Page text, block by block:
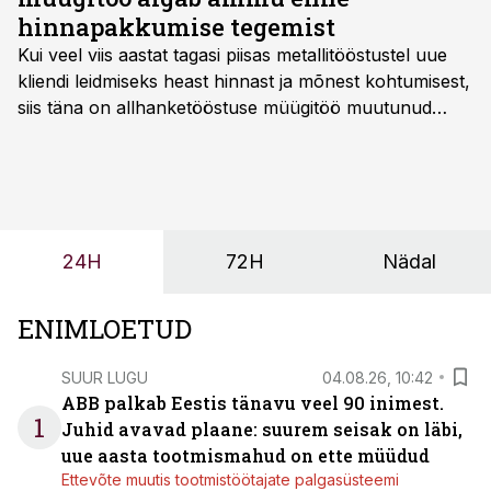
hinnapakkumise tegemist
Kui veel viis aastat tagasi piisas metallitööstustel uue
kliendi leidmiseks heast hinnast ja mõnest kohtumisest,
siis täna on allhanketööstuse müügitöö muutunud
24H 72H Nädal
ENIMLOETUD
1
SUUR LUGU 04.08.26, 10:42
ABB palkab Eestis tänavu veel 90 inimest.
Juhid avavad plaane: suurem seisak on läbi,
uue aasta tootmismahud on ette müüdud
Ettevõte muutis tootmistöötajate palgasüsteemi